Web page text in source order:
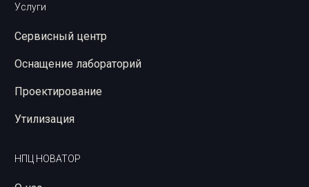
Услуги
Сервисный центр
Оснащение лабораторий
Проектирование
Утилизация
НПЦ НОВАТОР